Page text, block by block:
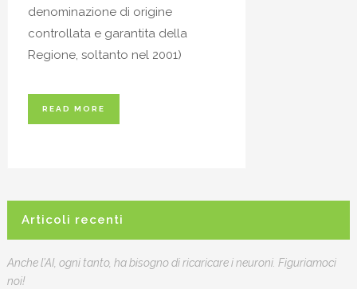
denominazione di origine
controllata e garantita della
Regione, soltanto nel 2001)
READ MORE
Articoli recenti
Anche l’AI, ogni tanto, ha bisogno di ricaricare i neuroni. Figuriamoci
noi!